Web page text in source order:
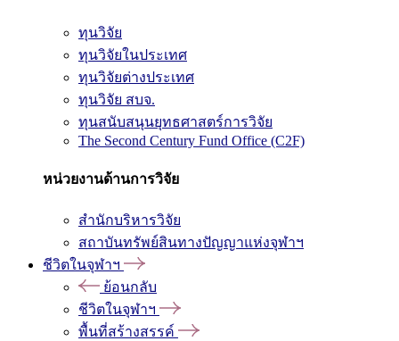
ทุนวิจัย
ทุนวิจัยในประเทศ
ทุนวิจัยต่างประเทศ
ทุนวิจัย สบจ.
ทุนสนับสนุนยุทธศาสตร์การวิจัย
The Second Century Fund Office (C2F)
หน่วยงานด้านการวิจัย
สำนักบริหารวิจัย
สถาบันทรัพย์สินทางปัญญาแห่งจุฬาฯ
ชีวิตในจุฬาฯ
ย้อนกลับ
ชีวิตในจุฬาฯ
พื้นที่สร้างสรรค์